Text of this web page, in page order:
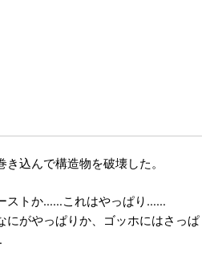
込んで構造物を破壊した。
ストか……これはやっぱり……
にがやっぱりか、ゴッホにはさっぱ